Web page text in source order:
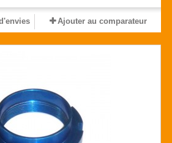
Ajouter au comparateur